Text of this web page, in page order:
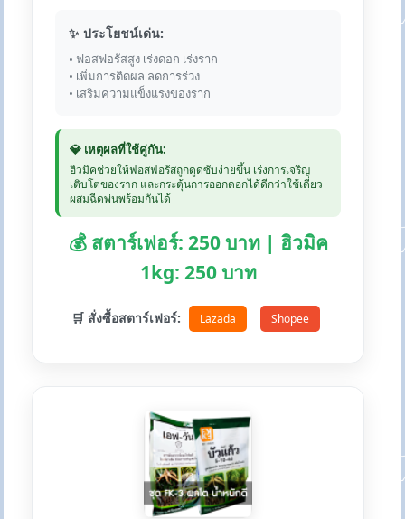
✨ ประโยชน์เด่น:
• ฟอสฟอรัสสูง เร่งดอก เร่งราก
• เพิ่มการติดผล ลดการร่วง
• เสริมความแข็งแรงของราก
💎 เหตุผลที่ใช้คู่กัน:
ฮิวมิคช่วยให้ฟอสฟอรัสถูกดูดซับง่ายขึ้น เร่งการเจริญ
เติบโตของราก และกระตุ้นการออกดอกได้ดีกว่าใช้เดี่ยว
ผสมฉีดพ่นพร้อมกันได้
💰 สตาร์เฟอร์: 250 บาท | ฮิวมิค
1kg: 250 บาท
🛒 สั่งซื้อสตาร์เฟอร์: Lazada Shopee